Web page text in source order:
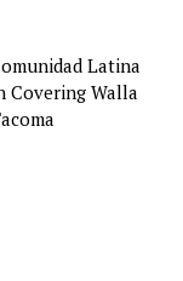
Latina
Covering Walla